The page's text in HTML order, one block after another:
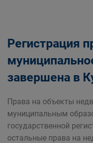
Регистрация
завершена в
Права на объекты
муниципальным
государственной
остальные права на